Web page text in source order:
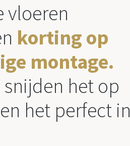
vloeren
korting op
montage.
het op
het perfect in